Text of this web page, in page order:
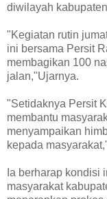
diwilayah
"Kegiatan rutin
ini bersama Persit
membagikan 100
jalan,"Ujarnya.
"Setidaknya Persit
membantu
menyampaikan
kepada
Ia berharap kondisi
masyarakat